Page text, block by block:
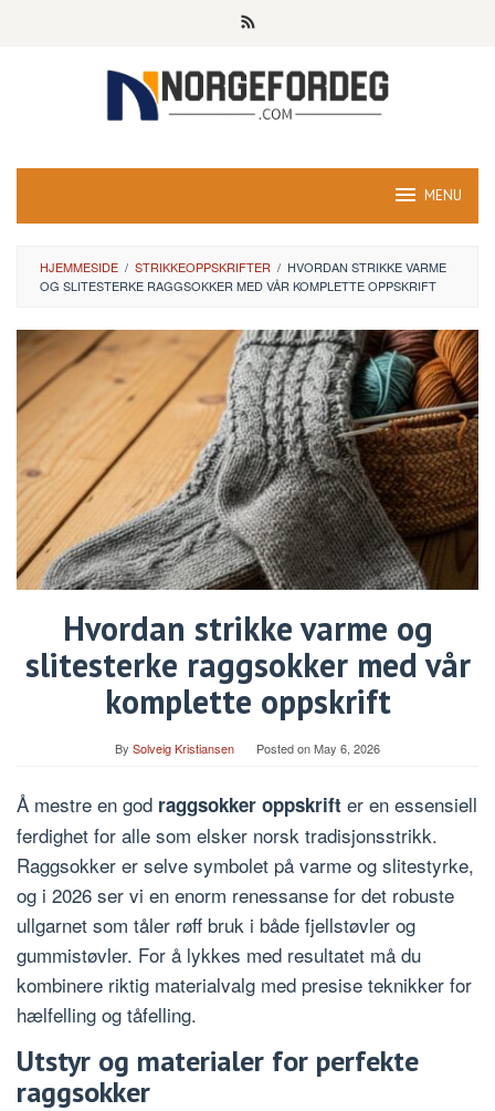
MENU
HJEMMESIDE / STRIKKEOPPSKRIFTER / HVORDAN STRIKKE VARME
OG SLITESTERKE RAGGSOKKER MED VÅR KOMPLETTE OPPSKRIFT
Hvordan strikke varme og
slitesterke raggsokker med vår
komplette oppskrift
By Solveig Kristiansen Posted onMay 6, 2026
Å mestre en god raggsokker oppskrift er en essensiell
ferdighet for alle som elsker norsk tradisjonsstrikk.
Raggsokker er selve symbolet på varme og slitestyrke,
og i 2026 ser vi en enorm renessanse for det robuste
ullgarnet som tåler røff bruk i både fjellstøvler og
gummistøvler. For å lykkes med resultatet må du
kombinere riktig materialvalg med presise teknikker for
hælfelling og tåfelling.
Utstyr og materialer for perfekte
raggsokker